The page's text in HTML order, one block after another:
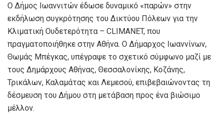
Ο Δήμος Ιωαννιτών έδωσε δυναμικό «παρών» στην
εκδήλωση συγκρότησης του Δικτύου Πόλεων για την
Κλιματική Ουδετερότητα – CLIMANET, που
πραγματοποιήθηκε στην Αθήνα. Ο Δήμαρχος Ιωαννίνων,
Θωμάς Μπέγκας, υπέγραψε το σχετικό σύμφωνο μαζί με
τους Δημάρχους Αθήνας, Θεσσαλονίκης, Κοζάνης,
Τρικάλων, Καλαμάτας και Λεμεσού, επιβεβαιώνοντας τη
δέσμευση του Δήμου στη μετάβαση προς ένα βιώσιμο
μέλλον.